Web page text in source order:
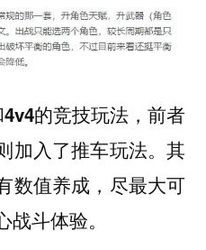
的竞技玩法，前者
加入了推车玩法。其
数值养成，尽最大可
斗体验。